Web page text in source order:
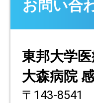
お問い合
東邦大学
大森病院
〒143-8541